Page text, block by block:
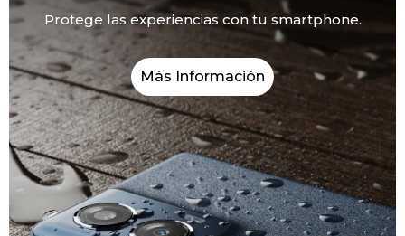
Protege las experiencias con tu smartphone.
Más Información